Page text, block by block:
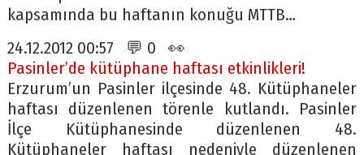
kapsamında bu haftanın konuğu MTTB…
24.12.2012 00:57 💬 0 👀
Pasinler’de kütüphane haftası etkinlikleri!
Erzurum’un Pasinler ilçesinde 48. Kütüphaneler
haftası düzenlenen törenle kutlandı. Pasinler
İlçe Kütüphanesinde düzenlenen 48.
Kütüphaneler haftası nedeniyle düzenlenen